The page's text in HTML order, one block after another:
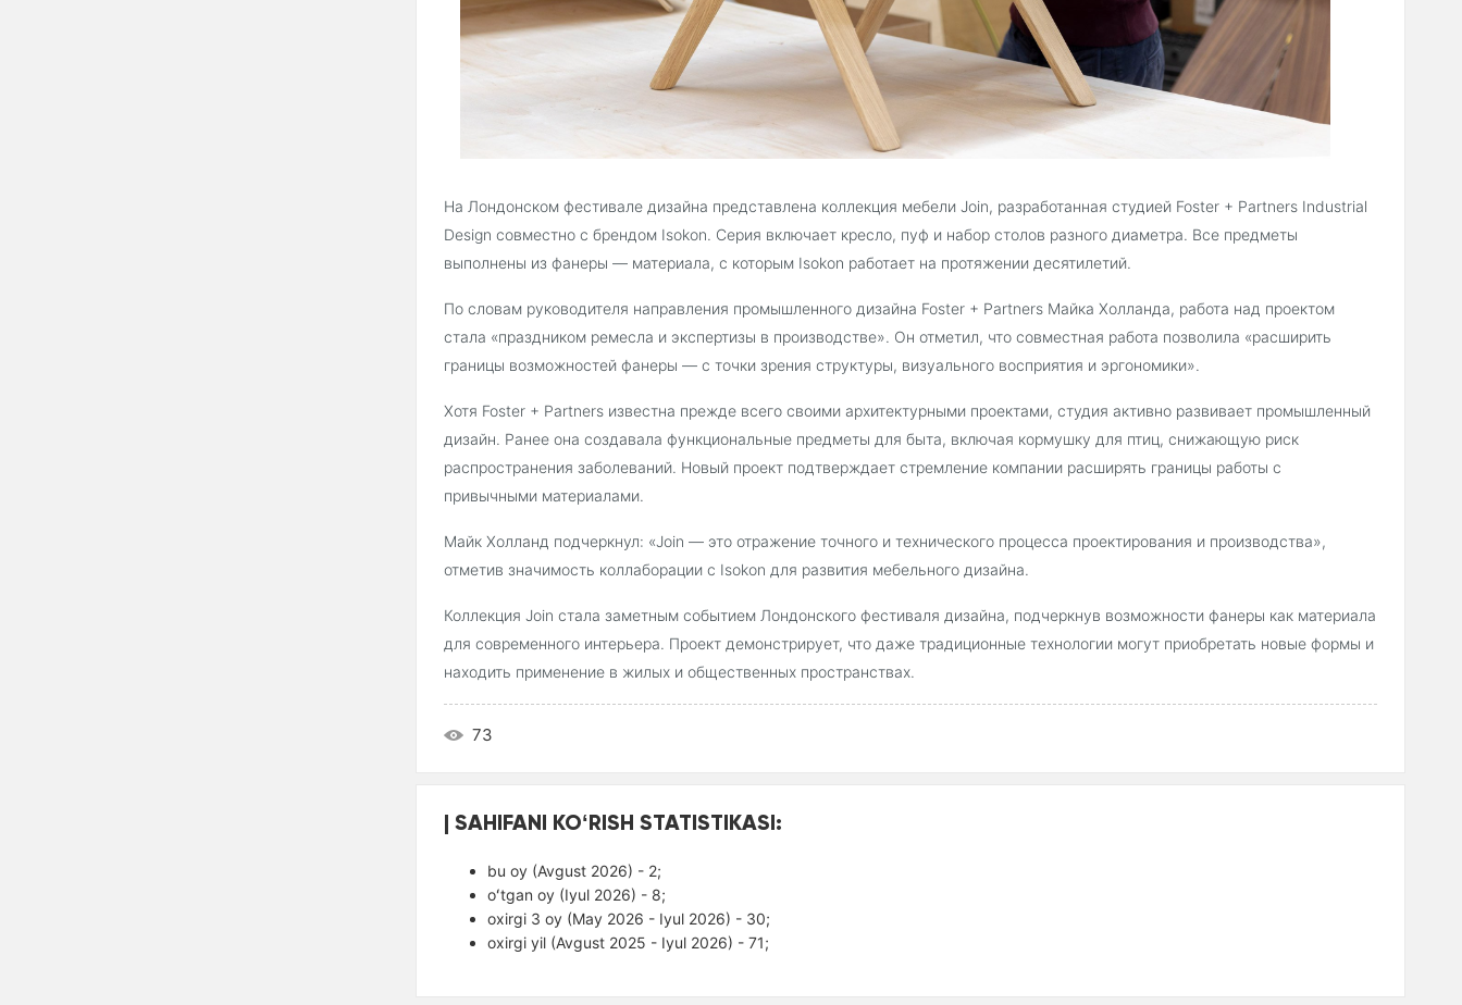
На Лондонском фестивале дизайна представлена коллекция мебели Join, разработанная студией Foster + Partners Industrial
Design совместно с брендом Isokon. Серия включает кресло, пуф и набор столов разного диаметра. Все предметы
выполнены из фанеры — материала, с которым Isokon работает на протяжении десятилетий.
По словам руководителя направления промышленного дизайна Foster + Partners Майка Холланда, работа над проектом
стала «праздником ремесла и экспертизы в производстве». Он отметил, что совместная работа позволила «расширить
границы возможностей фанеры — с точки зрения структуры, визуального восприятия и эргономики».
Хотя Foster + Partners известна прежде всего своими архитектурными проектами, студия активно развивает промышленный
дизайн. Ранее она создавала функциональные предметы для быта, включая кормушку для птиц, снижающую риск
распространения заболеваний. Новый проект подтверждает стремление компании расширять границы работы с
привычными материалами.
Майк Холланд подчеркнул: «Join — это отражение точного и технического процесса проектирования и производства»,
отметив значимость коллаборации с Isokon для развития мебельного дизайна.
Коллекция Join стала заметным событием Лондонского фестиваля дизайна, подчеркнув возможности фанеры как материала
для современного интерьера. Проект демонстрирует, что даже традиционные технологии могут приобретать новые формы и
находить применение в жилых и общественных пространствах.
73
SAHIFANI KOʻRISH STATISTIKASI:
bu oy (Avgust 2026) - 2;
oʻtgan oy (Iyul 2026) - 8;
oxirgi 3 oy (May 2026 - Iyul 2026) - 30;
oxirgi yil (Avgust 2025 - Iyul 2026) - 71;